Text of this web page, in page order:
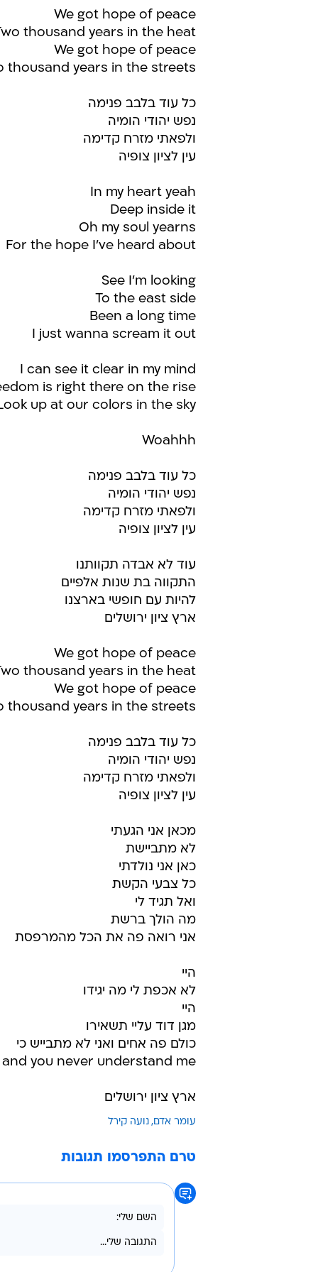
We got hope of peace
thousand years in the heat
We got hope of peace
thousand years in the streets
כל עוד בלבב פנימה
נפש יהודי הומיה
ולפאתי מזרח קדימה
עין לציון צופיה
In my heart yeah
Deep inside it
Oh my soul yearns
For the hope I've heard about
See I'm looking
To the east side
Been a long time
I just wanna scream it out
I can see it clear in my mind
is right there on the rise
up at our colors in the sky
Woahhh
כל עוד בלבב פנימה
נפש יהודי הומיה
ולפאתי מזרח קדימה
עין לציון צופיה
עוד לא אבדה תקוותנו
התקווה בת שנות אלפיים
להיות עם חופשי בארצנו
ארץ ציון ירושלים
We got hope of peace
thousand years in the heat
We got hope of peace
thousand years in the streets
כל עוד בלבב פנימה
נפש יהודי הומיה
ולפאתי מזרח קדימה
עין לציון צופיה
מכאן אני הגעתי
לא מתביישת
כאן אני נולדתי
כל צבעי הקשת
ואל תגיד לי
מה הולך ברשת
אני רואה פה את הכל מהמרפסת
היי
לא אכפת לי מה יגידו
היי
מגן דוד עליי תשאירו
כולם פה אחים ואני לא מתבייש כי
you never understand me
ארץ ציון ירושלים
עומר אדם נועה קירל
טרם התפרסמו תגובות